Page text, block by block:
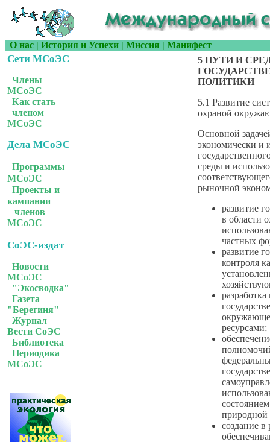
О нас | История и Успехи | Миссия | Манифест
Сети МСоЭС
Члены
МСоЭС
Как стать
членом
МСоЭС
Дела МСоЭС
Программы
МСоЭС
Проекты и
кампании
членов
МСоЭС
СоЭС-издат
Новости
МСоЭС
"Экосводка"
Газета
"Берегиня"
Журнал
Вести СоЭС
Библиотека
Периодика
МСоЭС
5 ПУТИ И
ПОЛИТИКИ
5.1 Развитие
охраной
Основной
экономически и
среды и
рыночной
развитие
в области
частных
развитие
контроля
ресурсами;
природной
создание в